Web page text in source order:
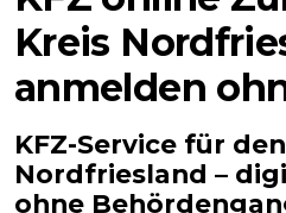
Kreis
anmelden
KFZ-Service für den
Nordfriesland –
ohne